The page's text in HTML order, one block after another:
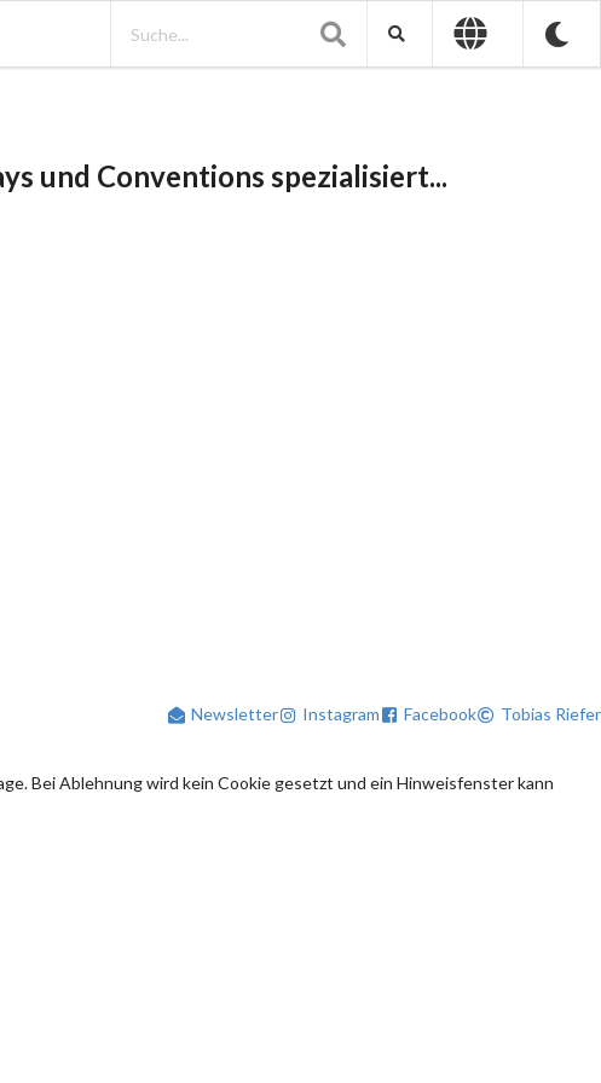
und Conventions spezialisiert...
Newsletter Instagram Facebook Tobias Riefer
Bei Ablehnung wird kein Cookie gesetzt und ein Hinweisfenster kann